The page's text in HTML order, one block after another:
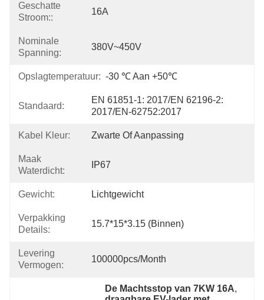
Geschatte
Stroom::
16A
Nominale
Spanning:
380V~450V
Opslagtemperatuur: -30 ℃ Aan +50℃
Standaard:
EN 61851-1: 2017/EN 62196-2:
2017/EN-62752:2017
Kabel Kleur: Zwarte Of Aanpassing
Maak
Waterdicht:
IP67
Gewicht: Lichtgewicht
Verpakking
Details:
15.7*15*3.15 (binnen)
Levering
Vermogen:
100000pcs/month
De Machtsstop van 7KW 16A,